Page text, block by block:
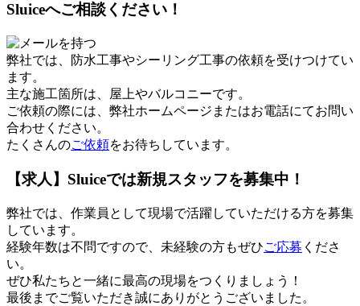
Sluiceへご相談ください！
弊社では、防水工事やシーリング工事の依頼を受けつけてい
ます。
主な施工箇所は、屋上やバルコニーです。
ご依頼の際には、弊社ホームページまたはお電話にてお問い
合わせください。
たくさんのご依頼をお待ちしています。
【求人】Sluiceでは新規スタッフを募集中！
弊社では、作業員として現場で活躍していただける方を募集
しています。
経験年数は不問ですので、未経験の方もぜひご応募 くださ
い。
ぜひ私たちと一緒に最高の現場をつくりましょう！
最後までご覧いただき誠にありがとうございました。